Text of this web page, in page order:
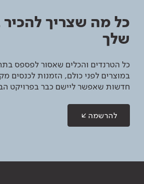
כל מה שצריך
שלך
כל הטרנדים והכלים שאסור לפספס
במוצרים לפני כולם, הזמנות לכנסים
חדשות שאפשר ליישם כבר בפרויקט
להרשמה